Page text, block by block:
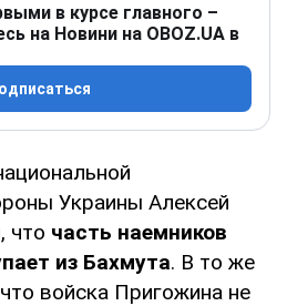
в курсе главного –
на Новини на OBOZ.UA в
Украины Алексей
что часть наемников
из Бахмута. В то же
войска Пригожина не